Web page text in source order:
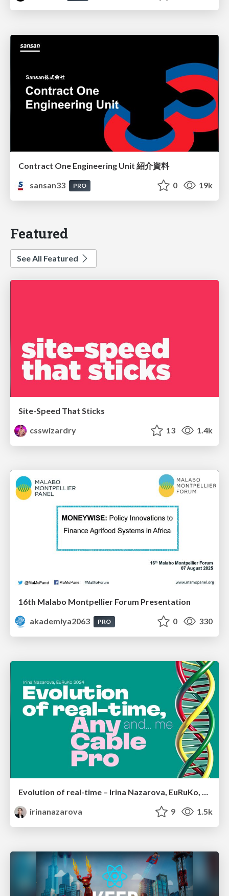
Contract One Engineering Unit 紹介資料
sansan33
PRO 0 19k
Featured
See All Featured
Site-Speed That Sticks
csswizardry
13 1.4k
16th Malabo Montpellier Forum Presentation
akademiya2063
PRO 0 330
Evolution of real-time – Irina Nazarova, EuRuKo, 2024
irinanazarova
9 1.5k